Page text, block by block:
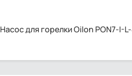
Насос для горелки Oilon PON7-I-